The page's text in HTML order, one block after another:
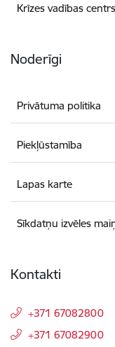
Krīzes vadības centrs
Noderīgi
Privātuma politika
Piekļūstamība
Lapas karte
Sīkdatņu izvēles
Kontakti
+371 67082800
+371 67082900